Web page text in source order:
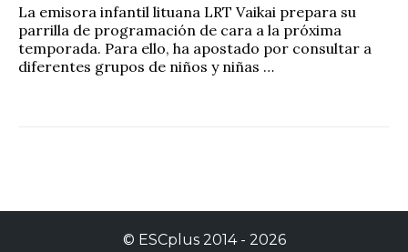
La emisora infantil lituana LRT Vaikai prepara su
parrilla de programación de cara a la próxima
temporada. Para ello, ha apostado por consultar a
diferentes grupos de niños y niñas …
© ESCplus2014 - 2026